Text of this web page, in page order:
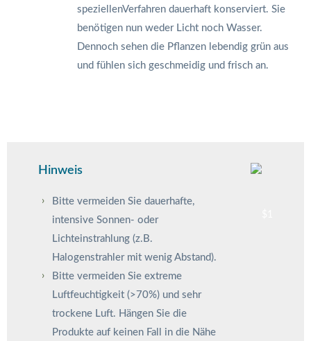
speziellenVerfahren dauerhaft konserviert. Sie
benötigen nun weder Licht noch Wasser.
Dennoch sehen die Pflanzen lebendig grün aus
und fühlen sich geschmeidig und frisch an.
Hinweis
Bitte vermeiden Sie dauerhafte,
intensive Sonnen- oder
Lichteinstrahlung (z.B.
Halogenstrahler mit wenig Abstand).
Bitte vermeiden Sie extreme
Luftfeuchtigkeit (>70%) und sehr
trockene Luft. Hängen Sie die
Produkte auf keinen Fall in die Nähe